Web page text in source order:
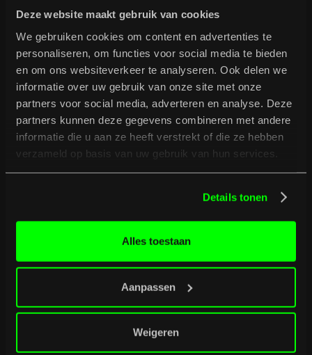
Deze website maakt gebruik van cookies
We gebruiken cookies om content en advertenties te
personaliseren, om functies voor social media te bieden
en om ons websiteverkeer te analyseren. Ook delen we
informatie over uw gebruik van onze site met onze
partners voor social media, adverteren en analyse. Deze
partners kunnen deze gegevens combineren met andere
informatie die u aan ze heeft verstrekt of die ze hebben
verzameld op basis van uw gebruik van hun services.
Details tonen
Alles toestaan
Aanpassen
Weigeren
Indoorstage in de concertzaal
Wax Head 17.45-18.30 uur
Knives 19.30 -20.15 uur
Magnetic Spacemen
Een onvervalste mix van gruizige garagerock, surfy postpunk
en rock ‘n roll verpakt in catchy songs, en een strak-van-de-
energie-staande show vol met onvoorspelbare gekte.